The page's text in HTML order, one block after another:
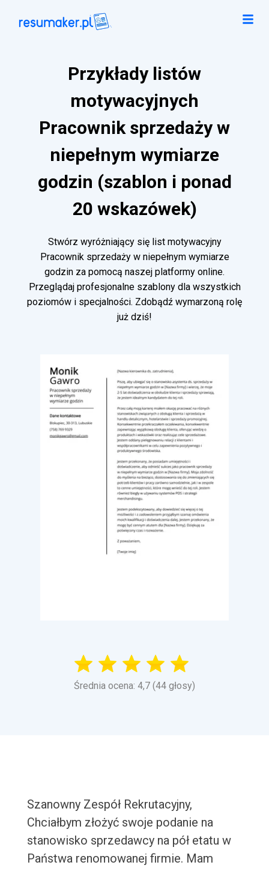
Przykłady listów
motywacyjnych
Pracownik sprzedaży w
niepełnym wymiarze
godzin (szablon i ponad
20 wskazówek)
Stwórz wyróżniający się list motywacyjny
Pracownik sprzedaży w niepełnym wymiarze
godzin za pomocą naszej platformy online.
Przeglądaj profesjonalne szablony dla wszystkich
poziomów i specjalności. Zdobądź wymarzoną rolę
już dziś!
Średnia ocena: 4,7 (44 głosy)
Szanowny Zespół Rekrutacyjny,
Chciałbym złożyć swoje podanie na
stanowisko sprzedawcy na pół etatu w
Państwa renomowanej firmie. Mam